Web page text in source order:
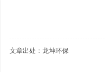
四川玻璃钢化粪池
关于重庆玻璃钢化粪
文章出处：龙坤环保